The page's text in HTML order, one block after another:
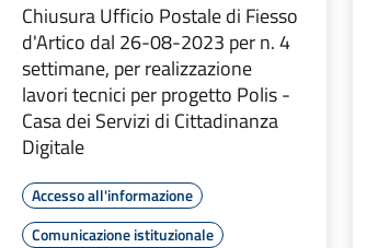
Chiusura Ufficio Postale di Fiesso
d'Artico dal 26-08-2023 per n. 4
settimane, per realizzazione
lavori tecnici per progetto Polis -
Casa dei Servizi di Cittadinanza
Digitale
Accesso all'informazione
Comunicazione istituzionale